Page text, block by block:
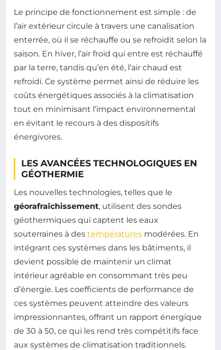
Le principe de fonctionnement est simple : de
l’air extérieur circule à travers une canalisation
enterrée, où il se réchauffe ou se refroidit selon la
saison. En hiver, l’air froid qui entre est réchauffé
par la terre, tandis qu’en été, l’air chaud est
refroidi. Ce système permet ainsi de réduire les
coûts énergétiques associés à la climatisation
tout en minimisant l’impact environnemental
en évitant le recours à des dispositifs
énergivores.
LES AVANCÉES TECHNOLOGIQUES EN
GÉOTHERMIE
Les nouvelles technologies, telles que le
géorafraîchissement, utilisent des sondes
géothermiques qui captent les eaux
souterraines à des températures modérées. En
intégrant ces systèmes dans les bâtiments, il
devient possible de maintenir un climat
intérieur agréable en consommant très peu
d’énergie. Les coefficients de performance de
ces systèmes peuvent atteindre des valeurs
impressionnantes, offrant un rapport énergique
de 30 à 50, ce qui les rend très compétitifs face
aux systèmes de climatisation traditionnels.